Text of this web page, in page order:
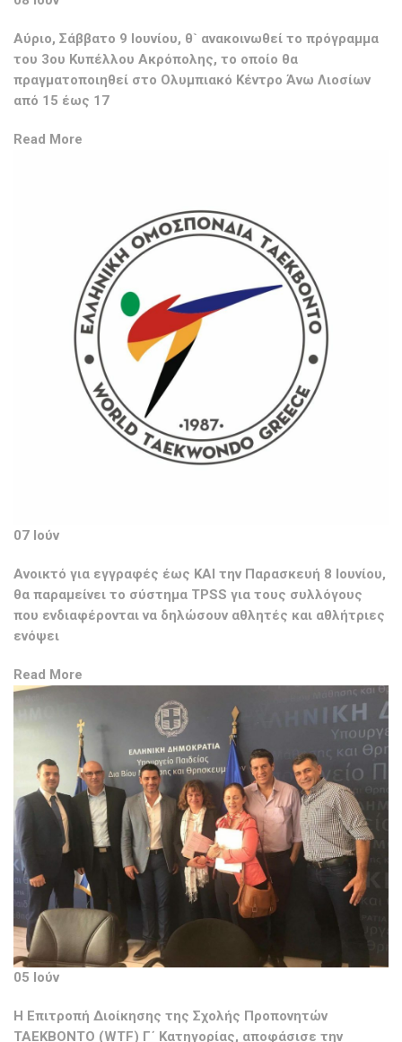
Αύριο, Σάββατο 9 Ιουνίου, θ` ανακοινωθεί το πρόγραμμα
του 3ου Κυπέλλου Ακρόπολης, το οποίο θα
πραγματοποιηθεί στο Ολυμπιακό Κέντρο Άνω Λιοσίων
από 15 έως 17
Read More
07 Ιούν
Ανοικτό για εγγραφές έως ΚΑΙ την Παρασκευή 8 Ιουνίου,
θα παραμείνει το σύστημα ΤPSS για τους συλλόγους
που ενδιαφέρονται να δηλώσουν αθλητές και αθλήτριες
ενόψει
Read More
05 Ιούν
Η Επιτροπή Διοίκησης της Σχολής Προπονητών
ΤΑΕΚΒΟΝΤΟ (WTF) Γ΄ Κατηγορίας, αποφάσισε την